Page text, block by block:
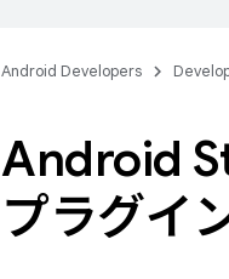
Android Developers
Android
プラグイ